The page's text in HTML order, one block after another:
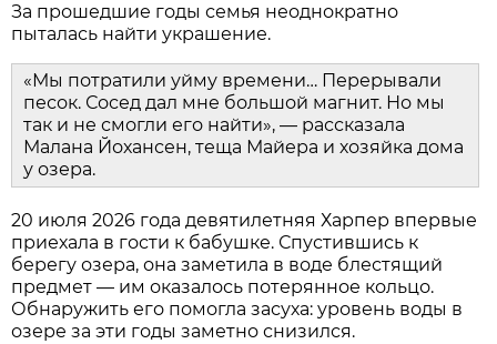
За прошедшие годы семья неоднократно
пыталась найти украшение.
«Мы потратили уйму времени… Перерывали
песок. Сосед дал мне большой магнит. Но мы
так и не смогли его найти», — рассказала
Малана Йохансен, теща Майера и хозяйка дома
у озера.
20 июля 2026 года девятилетняя Харпер впервые
приехала в гости к бабушке. Спустившись к
берегу озера, она заметила в воде блестящий
предмет — им оказалось потерянное кольцо.
Обнаружить его помогла засуха: уровень воды в
озере за эти годы заметно снизился.